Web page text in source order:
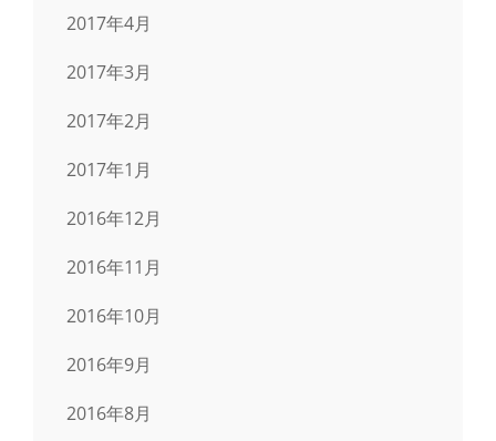
2017年4月
2017年3月
2017年2月
2017年1月
2016年12月
2016年11月
2016年10月
2016年9月
2016年8月